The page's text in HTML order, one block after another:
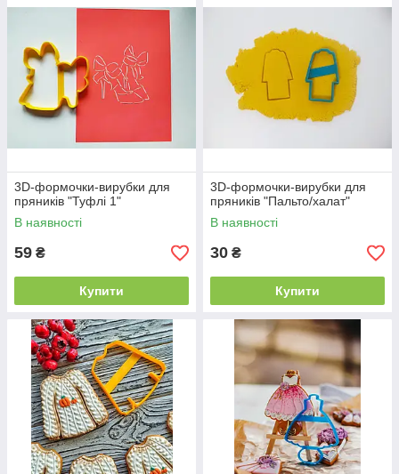
3D-формочки-вирубки для
пряників "Туфлі 1"
В наявності
59 ₴
Купити
3D-формочки-вирубки для
пряників "Пальто/халат"
В наявності
30 ₴
Купити